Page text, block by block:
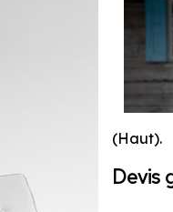
(Haut).
Devis